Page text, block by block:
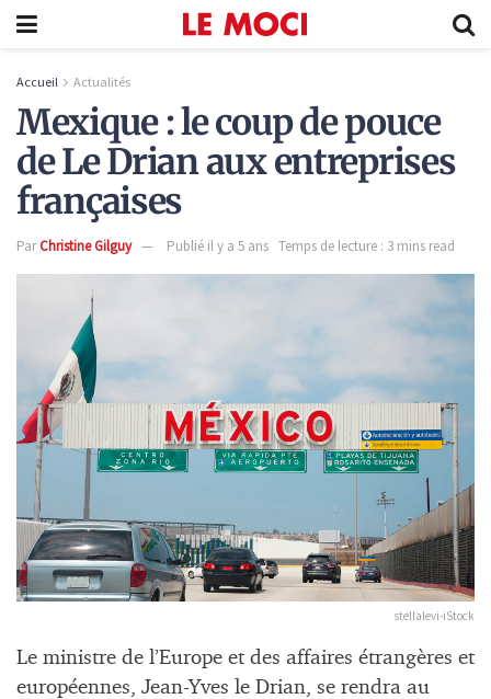
Accueil Actualités
Mexique : le coup de pouce
de Le Drian aux entreprises
françaises
ParChristine Gilguy Publié il y a 5 ans Temps de lecture : 3 mins read
stellalevi-iStock
Le ministre de l’Europe et des affaires étrangères et
européennes, Jean-Yves le Drian, se rendra au